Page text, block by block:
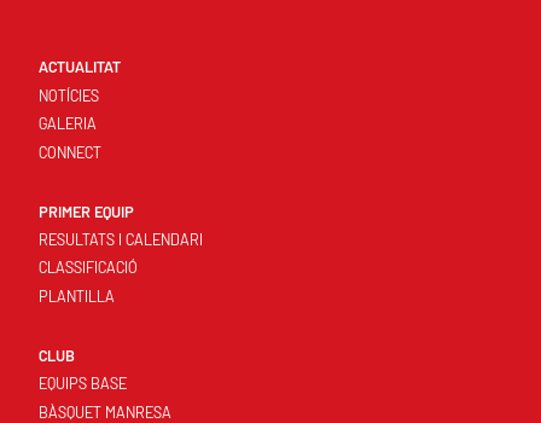
ACTUALITAT
NOTÍCIES
GALERIA
CONNECT
PRIMER EQUIP
RESULTATS I CALENDARI
CLASSIFICACIÓ
PLANTILLA
CLUB
EQUIPS BASE
BÀSQUET MANRESA